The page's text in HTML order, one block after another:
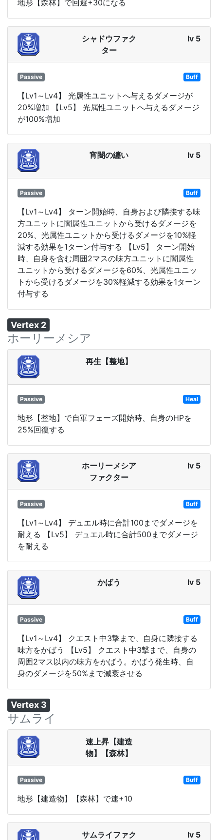
地形【森林】で回避+30になる
シャドウファク
ター
lv 5
Passive Buff
【Lv1～Lv4】 光属性ユニットへ与えるダメージが
20%増加 【Lv5】 光属性ユニットへ与えるダメージ
が100%増加
宵闇の纏い lv 5
Passive Buff
【Lv1～Lv4】 ターン開始時、自身および隣接する味
方ユニットに闇属性ユニットから受けるダメージを
20%、光属性ユニットから受けるダメージを10%軽
減する効果を1ターン付与する 【Lv5】 ターン開始
時、自身を含む周囲2マスの味方ユニットに闇属性
ユニットから受けるダメージを60%、光属性ユニッ
トから受けるダメージを30%軽減する効果を1ターン
付与する
Vertex 2
ホーリーメシア
再生【整地】
Passive Heal
地形【整地】で自軍フェーズ開始時、自身のHPを
25%回復する
ホーリーメシア
ファクター
lv 5
Passive Buff
【Lv1～Lv4】 デュエル時に合計100までダメージを
耐える 【Lv5】 デュエル時に合計500までダメージ
を耐える
かばう lv 5
Passive Buff
【Lv1～Lv4】 クエスト中3撃まで、自身に隣接する
味方をかばう 【Lv5】 クエスト中3撃まで、自身の
周囲2マス以内の味方をかばう。かばう発生時、自
身のダメージを50%まで減衰させる
Vertex 3
サムライ
速上昇【建造
物】【森林】
Passive Buff
地形【建造物】【森林】で速+10
サムライファク
lv 5